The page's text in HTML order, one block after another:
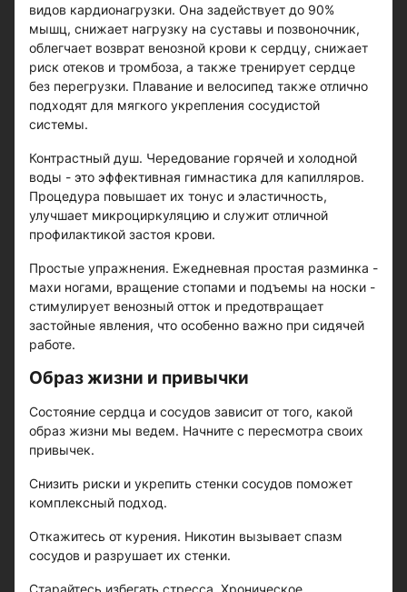
видов кардионагрузки. Она задействует до 90%
мышц, снижает нагрузку на суставы и позвоночник,
облегчает возврат венозной крови к сердцу, снижает
риск отеков и тромбоза, а также тренирует сердце
без перегрузки. Плавание и велосипед также отлично
подходят для мягкого укрепления сосудистой
системы.
Контрастный душ. Чередование горячей и холодной
воды - это эффективная гимнастика для капилляров.
Процедура повышает их тонус и эластичность,
улучшает микроциркуляцию и служит отличной
профилактикой застоя крови.
Простые упражнения. Ежедневная простая разминка -
махи ногами, вращение стопами и подъемы на носки -
стимулирует венозный отток и предотвращает
застойные явления, что особенно важно при сидячей
работе.
Образ жизни и привычки
Состояние сердца и сосудов зависит от того, какой
образ жизни мы ведем. Начните с пересмотра своих
привычек.
Снизить риски и укрепить стенки сосудов поможет
комплексный подход.
Откажитесь от курения. Никотин вызывает спазм
сосудов и разрушает их стенки.
Старайтесь избегать стресса. Хроническое